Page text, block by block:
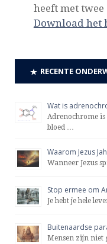
heeft met twee
Download het
RECENTE
Wat is
Adrenochrome is
bloed …
Waarom Jezus
Wanneer Jezus
Stop ermee om
Je hebt je hele
Buitenaardse
Mensen zijn niet